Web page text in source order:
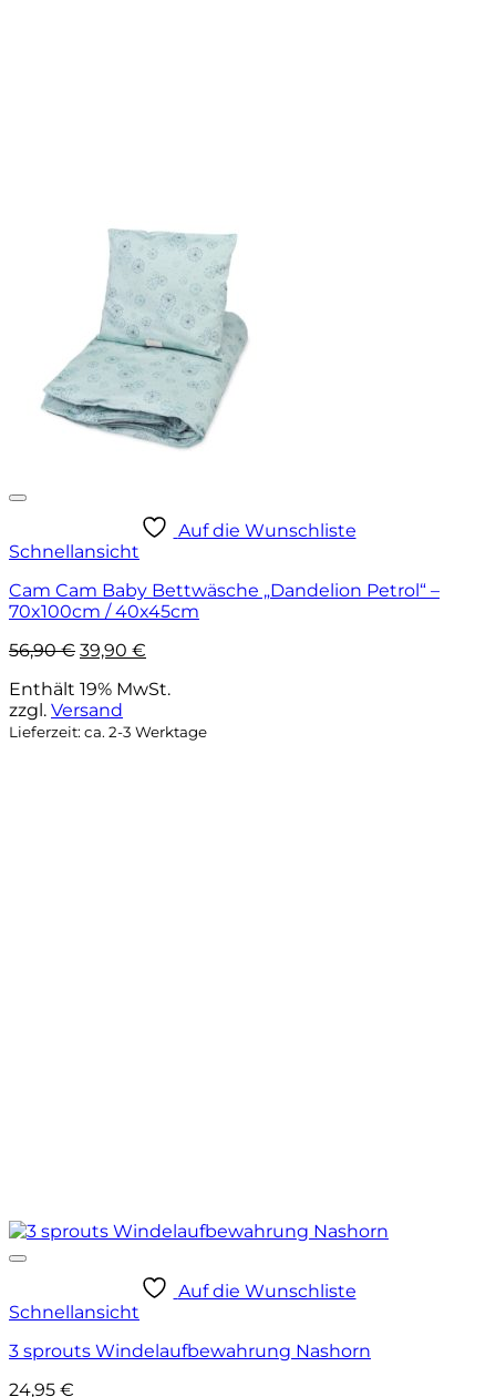
Auf die Wunschliste
Schnellansicht
Cam Cam Baby Bettwäsche „Dandelion Petrol“ –
70x100cm / 40x45cm
56,90€ Ursprünglicher
war:
56,90 €
39,90 €
ist:
Enthält 19% MwSt.
zzgl. Versand
Lieferzeit: ca. 2-3 Werktage
Auf die Wunschliste
Schnellansicht
3 sprouts Windelaufbewahrung Nashorn
24,95 €